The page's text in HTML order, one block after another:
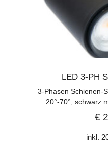
LED 3-PH
3-Phasen Schienen-
20°-70°, schwarz
€
inkl.